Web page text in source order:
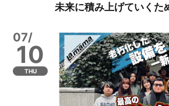
未来に積み上げていくた
07/
10
THU